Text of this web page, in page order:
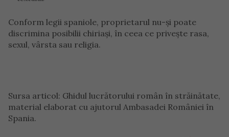
Conform legii spaniole, proprietarul nu-şi poate
discrimina posibilii chiriaşi, în ceea ce priveşte rasa,
sexul, vârsta sau religia.
Sursa articol: Ghidul lucrătorului român în străinătate,
material elaborat cu ajutorul Ambasadei României în
Spania.